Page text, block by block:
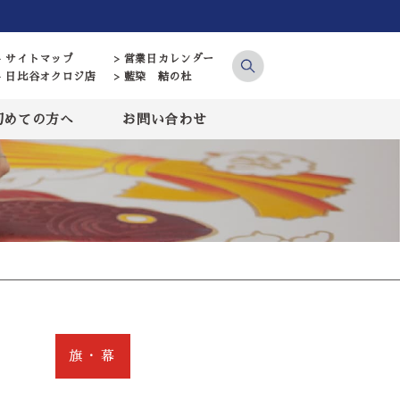
サイトマップ
> 営業日カレンダー
日比谷オクロジ店
> 藍染 結の杜
めての方へ お問い合わせ
旗・幕